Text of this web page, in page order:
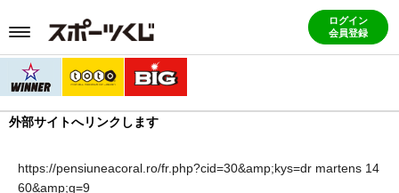
ログイン
会員登録
外部サイトへリンクします
https://pensiuneacoral.ro/fr.php?cid=30&amp;kys=dr martens 14
60&amp;g=9